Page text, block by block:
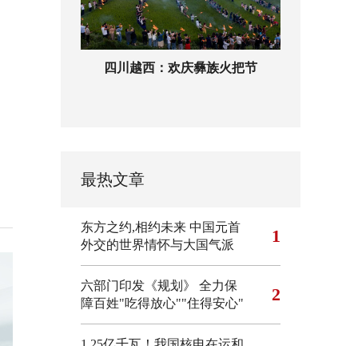
四川越西：欢庆彝族火把节
最热文章
东方之约,相约未来 中国元首
外交的世界情怀与大国气派
1
六部门印发《规划》 全力保
障百姓"吃得放心""住得安心"
2